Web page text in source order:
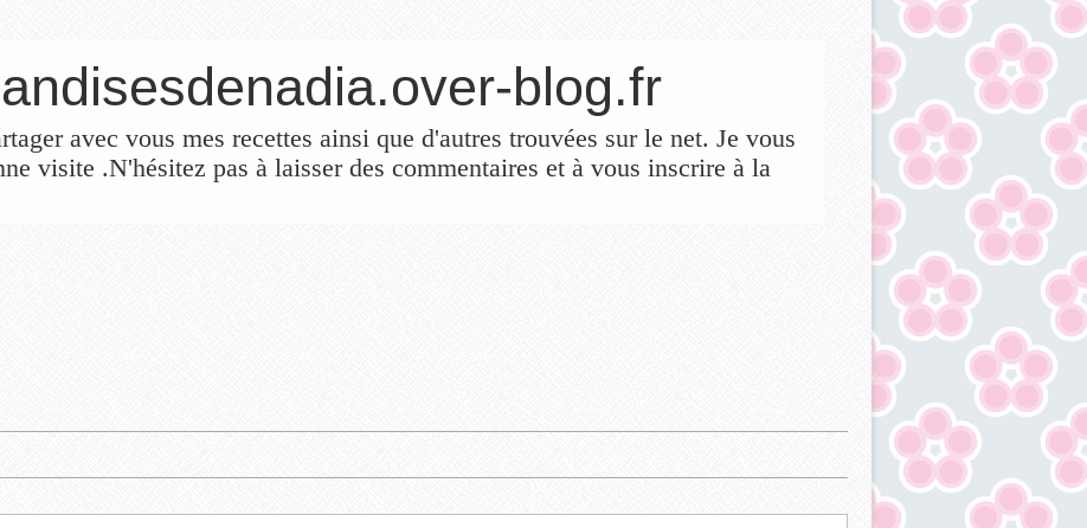
blog.fr
avec vous mes recettes ainsi que d'autres trouvées sur le net. Je vous
visite .N'hésitez pas à laisser des commentaires et à vous inscrire à la